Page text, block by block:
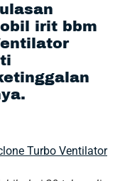
irit bbm